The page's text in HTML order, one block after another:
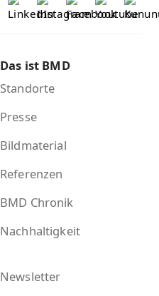
Das ist BMD
Standorte
Presse
Bildmaterial
Referenzen
BMD Chronik
Nachhaltigkeit
Newsletter